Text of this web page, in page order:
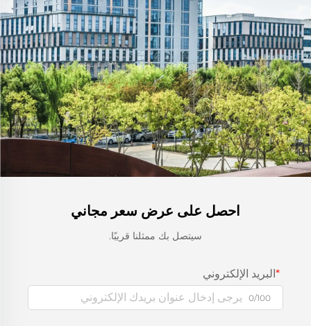
احصل على عرض سعر مجاني
سيتصل بك ممثلنا قريبًا.
البريد الإلكتروني
0/100